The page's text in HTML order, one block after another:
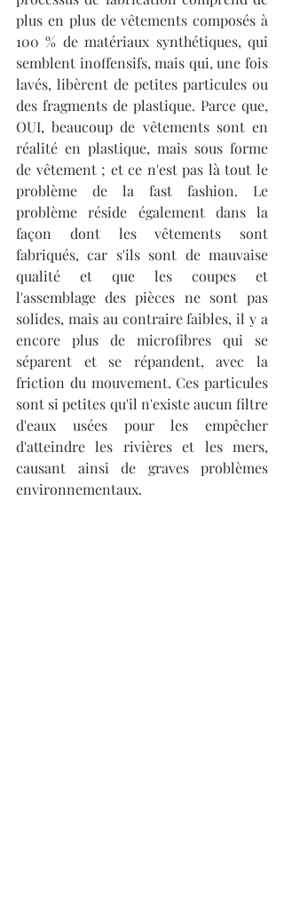
plus en plus de vêtements composés à
100 % de matériaux synthétiques, qui
semblent inoffensifs, mais qui, une fois
lavés, libèrent de petites particules ou
des fragments de plastique. Parce que,
OUI, beaucoup de vêtements sont en
réalité en plastique, mais sous forme
de vêtement ; et ce n'est pas là tout le
problème de la fast fashion. Le
problème réside également dans la
façon dont les vêtements sont
fabriqués, car s'ils sont de mauvaise
qualité et que les coupes et
l'assemblage des pièces ne sont pas
solides, mais au contraire faibles, il y a
encore plus de microfibres qui se
séparent et se répandent, avec la
friction du mouvement. Ces particules
sont si petites qu'il n'existe aucun filtre
d'eaux usées pour les empêcher
d'atteindre les rivières et les mers,
causant ainsi de graves problèmes
environnementaux.